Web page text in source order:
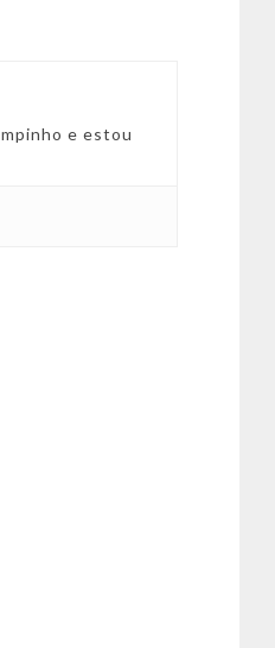
e estou